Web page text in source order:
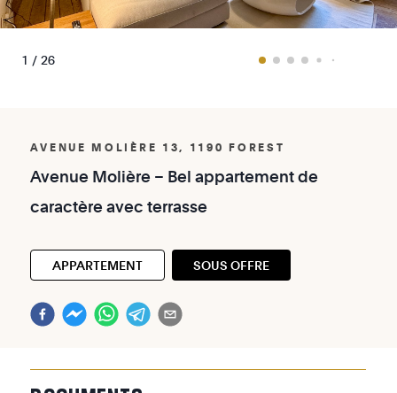
1 / 26
AVENUE MOLIÈRE 13, 1190 FOREST
Avenue Molière – Belappartementde
caractèreavecterrasse
APPARTEMENT SOUS OFFRE